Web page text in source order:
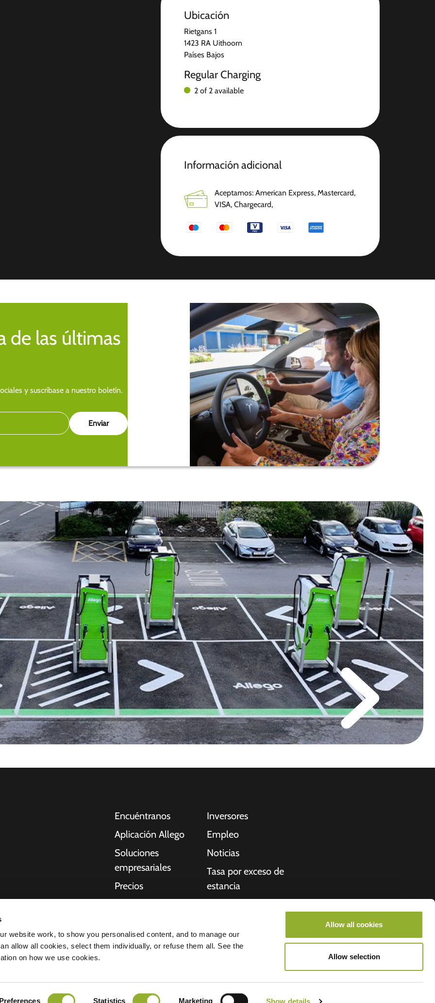
website work, to show you personalised content, and to manage our
allow all cookies, select them individually, or refuse them all. See the
on how we use cookies.
Preferences Statistics Marketing Show details
Allow all cookies
Allow selection
Ubicación
Rietgans 1
1423 RA Uithoorn
Países Bajos
Regular Charging
2 of 2 available
Información adicional
Aceptamos: American Express, Mastercard,
VISA, Chargecard,
de las últimas
y suscríbase a nuestro boletín.
empresas y
a
que necesitan
de nuestros
Encuéntranos
Aplicación Allego
Soluciones
empresariales
Precios
NMBS
Inversores
Empleo
Noticias
Tasa por exceso de
estancia
Stroometiket
Todos los derechos reservados © 2026 - Allego
de confidencialidad